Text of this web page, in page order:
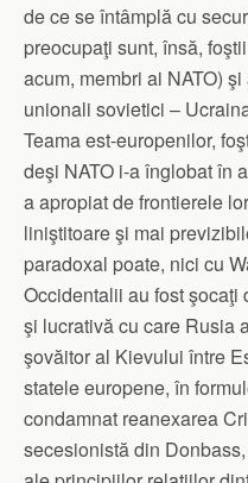
de ce se întâmplă cu
preocupaţi sunt, însă,
acum, membri ai NATO)
unionali sovietici –
Teama est-europenilor,
deşi NATO i-a înglobat în
a apropiat de frontierele
liniştitoare şi mai
paradoxal poate, nici cu
Occidentalii au fost şocaţi
şi lucrativă cu care Rusia
şovăitor al Kievului între
statele europene, în
condamnat reanexarea
secesionistă din